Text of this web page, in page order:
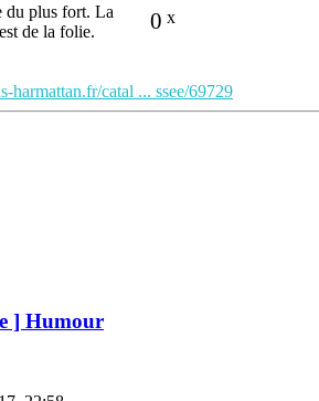
0 x
du plus fort. La
de la folie.
harmattan.fr/catal ... ssee/69729
] Humour